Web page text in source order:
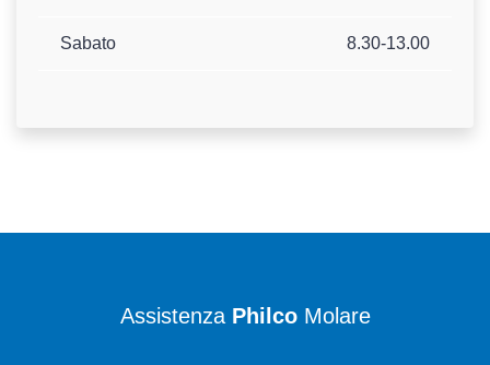
Sabato 8.30-13.00
Assistenza PhilcoMolare